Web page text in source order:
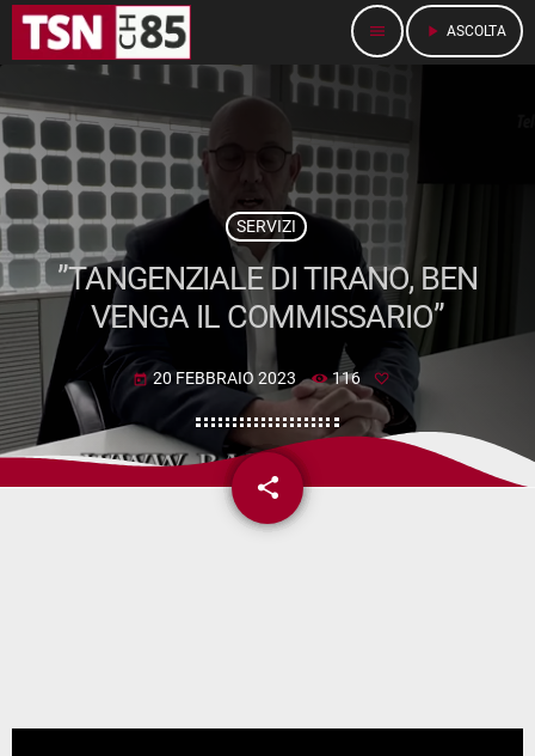
menu play_arrow ASCOLTA
SERVIZI
”TANGENZIALE DI TIRANO, BEN
VENGA IL COMMISSARIO”
today 20 FEBBRAIO 2023 116
share
email